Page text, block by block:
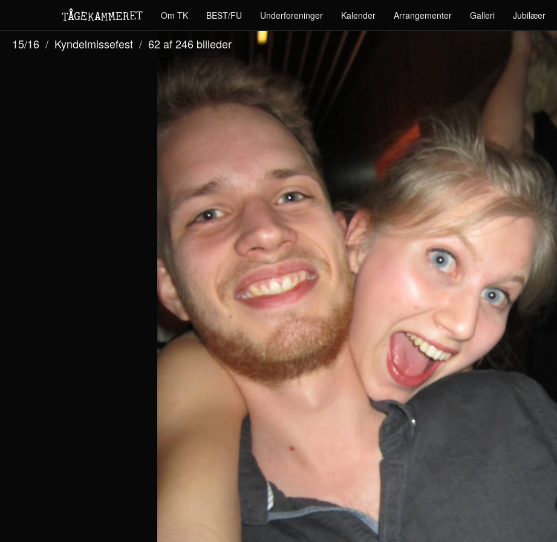
TÅGEKAMMERET Om TK BEST/FU Underforeninger Kalender Arrangementer Galleri Jubilæer
15/16 Kyndelmissefest 62 af 246 billeder